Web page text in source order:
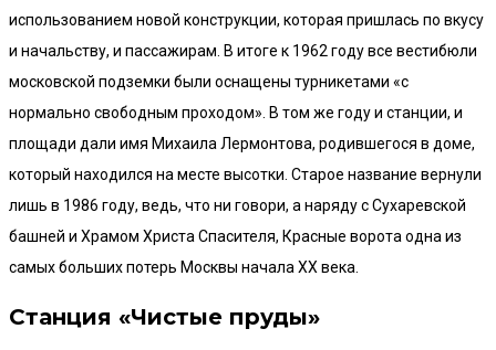
использованием новой конструкции, которая пришлась по вкусу
и начальству, и пассажирам. В итоге к 1962 году все вестибюли
московской подземки были оснащены турникетами «с
нормально свободным проходом». В том же году и станции, и
площади дали имя Михаила Лермонтова, родившегося в доме,
который находился на месте высотки. Старое название вернули
лишь в 1986 году, ведь, что ни говори, а наряду с Сухаревской
башней и Храмом Христа Спасителя, Красные ворота одна из
самых больших потерь Москвы начала XX века.
Станция «Чистые пруды»